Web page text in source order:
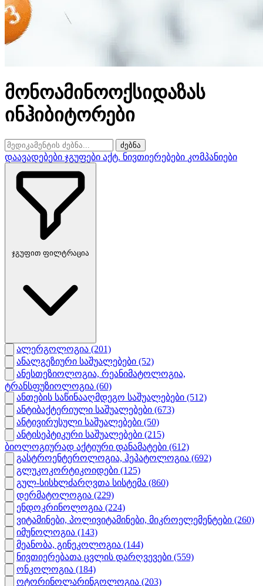
მონოამინოოქსიდაზას
ინჰიბიტორები
ძებნა
დაავადებები ჯგუფები აქტ. ნივთიერებები კომპანიები
ჯგუფით ფილტრაცია
ალერგოლოგია (201)
ანალგეზიური საშუალებები (52)
ანესთეზიოლოგია, რეანიმატოლოგია,
ტრანსფუზიოლოგია (60)
ანთების საწინააღმდეგო საშუალებები (512)
ანტიბაქტერიული საშუალებები (673)
ანტივირუსული საშუალებები (50)
ანტისეპტიკური საშუალებები (215)
ბიოლოგიურად აქტიური დანამატები (612)
გასტროენტეროლოგია, ჰეპატოლოგია (692)
გლუკოკორტიკოიდები (125)
გულ-სისხლძარღვთა სისტემა (860)
დერმატოლოგია (229)
ენდოკრინოლოგია (224)
ვიტამინები, პოლივიტამინები, მიკროელემენტები (260)
იმუნოლოგია (143)
მეანობა, გინეკოლოგია (144)
ნივთიერებათა ცვლის დარღვევები (559)
ონკოლოგია (184)
ოტორინოლარინგოლოგია (203)